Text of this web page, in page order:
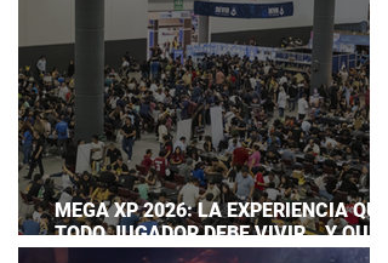
MEGA XP 2026: LA EXPERIENCIA QUE
TODO JUGADOR DEBE VIVIR… Y QUE
AHORA PUEDES DISFRUTAR A TU